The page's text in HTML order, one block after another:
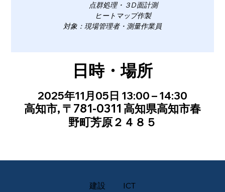
点群処理・３D面計測
ヒートマップ作製
対象：現場管理者・測量作業員
日時・場所
2025年11月05日 13:00 – 14:30
高知市, 〒781-0311 高知県高知市春
野町芳原２４８５
建設 ICT